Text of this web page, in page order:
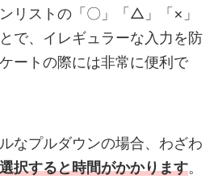
M
ai
l
リストの「〇」「△」「×」
で、イレギュラーな入力を防
ートの際には非常に便利で
なプルダウンの場合、わざわ
択すると時間がかかります。